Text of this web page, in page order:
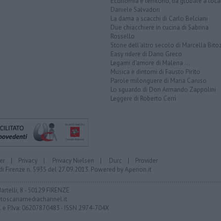
Daniele Salvadori
La dama a scacchi di Carlo Belciani
Due chiacchiere in cucina di Sabrina
Rossello
Storie dell'altro secolo di Marcella
Easy ridere di Dario Greco
Legami d'amore di Malena ...
Musica e dintorni di Fausto Pirìto
Parole milonguere di Maria Caruso
Lo sguardo di Don Armando Zappolini
Leggere di Roberto Cerri
| Privacy | Privacy Nielsen | Durc | Provider
n. 5935 del 27.09.2013. Powered byAperion.it
8 - 50129 FIRENZE
P.Iva: 06207870483 - ISSN 2974-704X